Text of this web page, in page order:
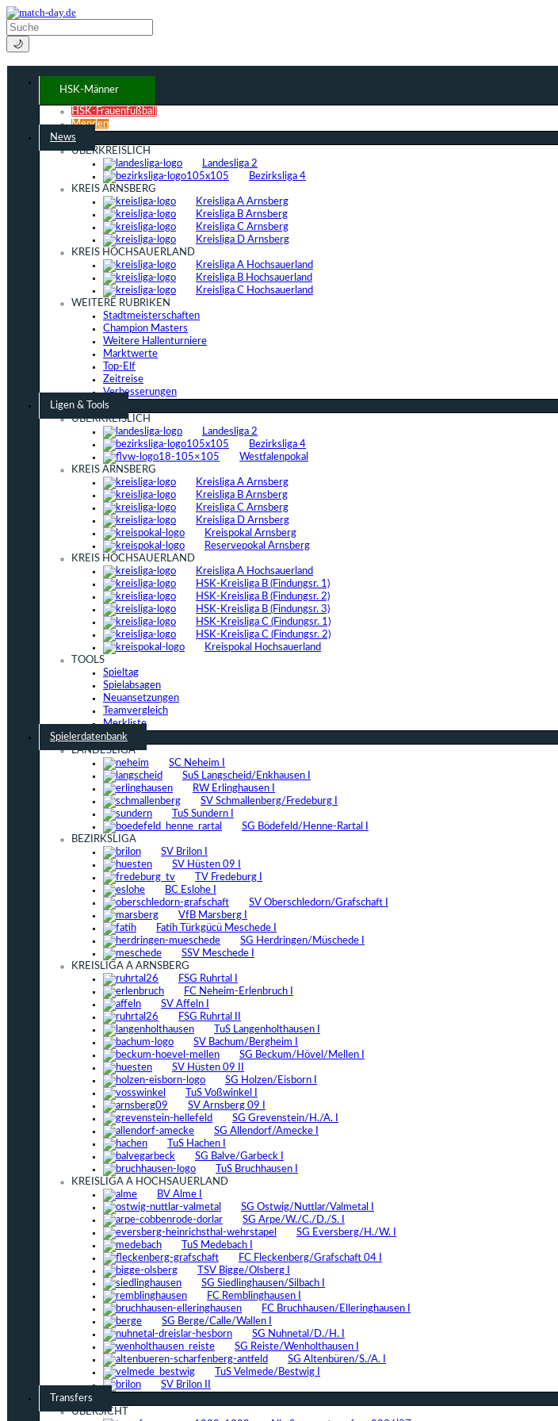
🌙
HSK-Männer
HSK-Frauenfußball
Menden
News
ÜBERKREISLICH
Landesliga 2
Bezirksliga 4
KREIS ARNSBERG
Kreisliga A Arnsberg
Kreisliga B Arnsberg
Kreisliga C Arnsberg
Kreisliga D Arnsberg
KREIS HOCHSAUERLAND
Kreisliga A Hochsauerland
Kreisliga B Hochsauerland
Kreisliga C Hochsauerland
WEITERE RUBRIKEN
Stadtmeisterschaften
Champion Masters
Weitere Hallenturniere
Marktwerte
Top-Elf
Zeitreise
Verbesserungen
Ligen & Tools
ÜBERKREISLICH
Landesliga 2
Bezirksliga 4
Westfalenpokal
KREIS ARNSBERG
Kreisliga A Arnsberg
Kreisliga B Arnsberg
Kreisliga C Arnsberg
Kreisliga D Arnsberg
Kreispokal Arnsberg
Reservepokal Arnsberg
KREIS HOCHSAUERLAND
Kreisliga A Hochsauerland
HSK-Kreisliga B (Findungsr. 1)
HSK-Kreisliga B (Findungsr. 2)
HSK-Kreisliga B (Findungsr. 3)
HSK-Kreisliga C (Findungsr. 1)
HSK-Kreisliga C (Findungsr. 2)
Kreispokal Hochsauerland
TOOLS
Spieltag
Spielabsagen
Neuansetzungen
Teamvergleich
Merkliste
Spielerdatenbank
LANDESLIGA
SC Neheim I
SuS Langscheid/Enkhausen I
RW Erlinghausen I
SV Schmallenberg/Fredeburg I
TuS Sundern I
SG Bödefeld/Henne-Rartal I
BEZIRKSLIGA
SV Brilon I
SV Hüsten 09 I
TV Fredeburg I
BC Eslohe I
SV Oberschledorn/Grafschaft I
VfB Marsberg I
Fatih Türkgücü Meschede I
SG Herdringen/Müschede I
SSV Meschede I
KREISLIGA A ARNSBERG
FSG Ruhrtal I
FC Neheim-Erlenbruch I
SV Affeln I
FSG Ruhrtal II
TuS Langenholthausen I
SV Bachum/Bergheim I
SG Beckum/Hövel/Mellen I
SV Hüsten 09 II
SG Holzen/Eisborn I
TuS Voßwinkel I
SV Arnsberg 09 I
SG Grevenstein/H./A. I
SG Allendorf/Amecke I
TuS Hachen I
SG Balve/Garbeck I
TuS Bruchhausen I
KREISLIGA A HOCHSAUERLAND
BV Alme I
SG Ostwig/Nuttlar/Valmetal I
SG Arpe/W./C./D./S. I
SG Eversberg/H./W. I
TuS Medebach I
FC Fleckenberg/Grafschaft 04 I
TSV Bigge/Olsberg I
SG Siedlinghausen/Silbach I
FC Remblinghausen I
FC Bruchhausen/Elleringhausen I
SG Berge/Calle/Wallen I
SG Nuhnetal/D./H. I
SG Reiste/Wenholthausen I
SG Altenbüren/S./A. I
TuS Velmede/Bestwig I
SV Brilon II
Transfers
ÜBERSICHT